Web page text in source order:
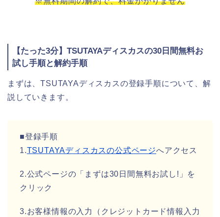
【たった3分】TSUTAYAディスカスの30日間無料お
試し手順と解約手順
まずは、TSUTAYAディスカスの登録手順について、解
説していきます。
■登録手順
1.TSUTAYAディスカスの公式ページへアクセス
2.公式ページの「まずは30日間無料お試し!」を
クリック
3.お客様情報の入力（クレジットカード情報入力